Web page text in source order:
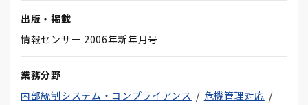
出版・掲載
情報センサー 2006年新年月号
業務分野
内部統制システム・コンプライアンス
危機管理対応